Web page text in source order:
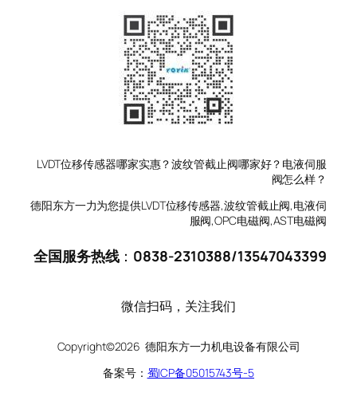
LVDT位移传感器哪家实惠？波纹管截止阀哪家好？电液伺服
阀怎么样？
德阳东方一力为您提供LVDT位移传感器,波纹管截止阀,电液伺
服阀,OPC电磁阀,AST电磁阀
全国服务热线： 0838-2310388/13547043399
微信扫码，关注我们
Copyright©2026 德阳东方一力机电设备有限公司
备案号： 蜀ICP备05015743号-5